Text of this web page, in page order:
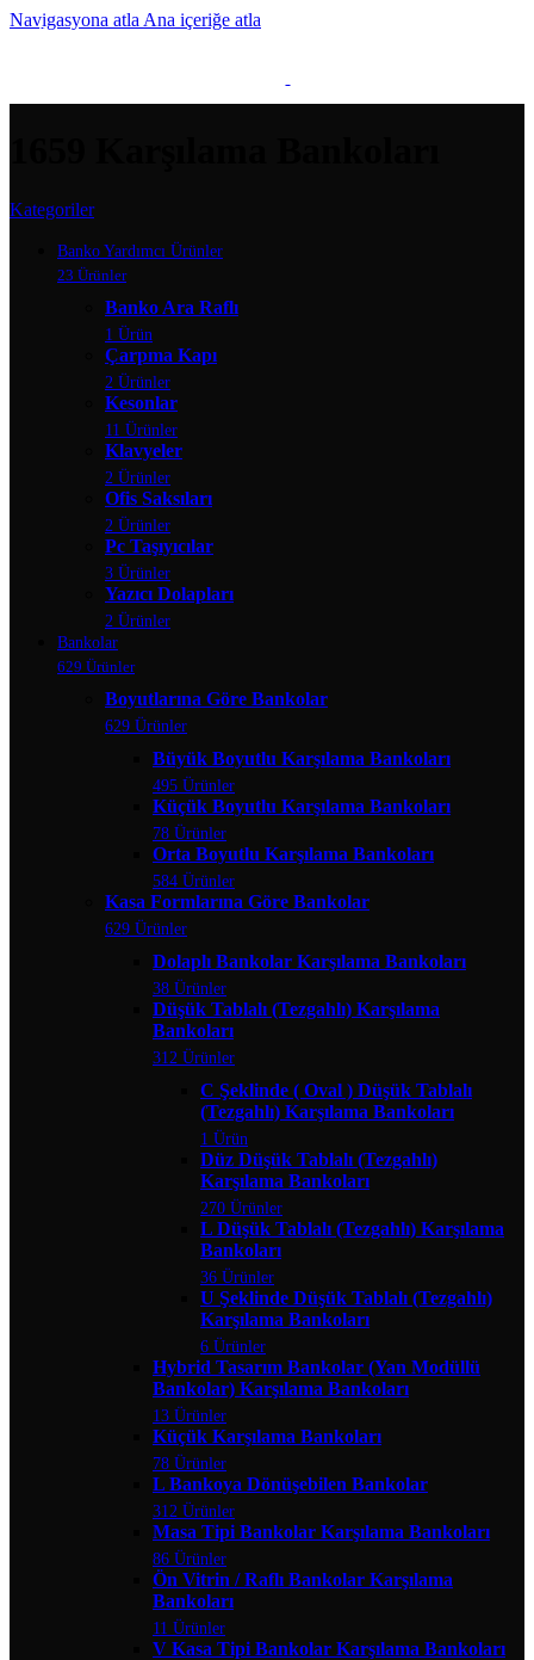
Navigasyona atla Ana içeriğe atla
MENÜ
Kategoriler
Banko Yardımcı Ürünler
23 Ürünler
Banko Ara Raflı
1 Ürün
Çarpma Kapı
2 Ürünler
Kesonlar
11 Ürünler
Klavyeler
2 Ürünler
Ofis Saksıları
2 Ürünler
Pc Taşıyıcılar
3 Ürünler
Yazıcı Dolapları
2 Ürünler
Bankolar
629 Ürünler
Boyutlarına Göre Bankolar
629 Ürünler
Büyük Boyutlu Karşılama Bankoları
495 Ürünler
Küçük Boyutlu Karşılama Bankoları
78 Ürünler
Orta Boyutlu Karşılama Bankoları
584 Ürünler
Kasa Formlarına Göre Bankolar
629 Ürünler
Dolaplı Bankolar Karşılama Bankoları
38 Ürünler
Düşük Tablalı (Tezgahlı) Karşılama
Bankoları
312 Ürünler
C Şeklinde ( Oval ) Düşük Tablalı
(Tezgahlı) Karşılama Bankoları
1 Ürün
Düz Düşük Tablalı (Tezgahlı)
Karşılama Bankoları
270 Ürünler
L Düşük Tablalı (Tezgahlı) Karşılama
Bankoları
36 Ürünler
U Şeklinde Düşük Tablalı (Tezgahlı)
Karşılama Bankoları
6 Ürünler
Hybrid Tasarım Bankolar (Yan Modüllü
Bankolar) Karşılama Bankoları
13 Ürünler
Küçük Karşılama Bankoları
78 Ürünler
L Bankoya Dönüşebilen Bankolar
312 Ürünler
Masa Tipi Bankolar Karşılama Bankoları
86 Ürünler
Ön Vitrin / Raflı Bankolar Karşılama
Bankoları
11 Ürünler
V Kasa Tipi Bankolar Karşılama Bankoları